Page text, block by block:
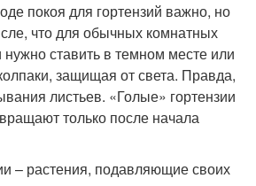
покоя для гортензий важно, но
что для обычных комнатных
нужно ставить в темном месте или
защищая от света. Правда,
листьев. «Голые» гортензии
только после начала
– растения, подавляющие своих